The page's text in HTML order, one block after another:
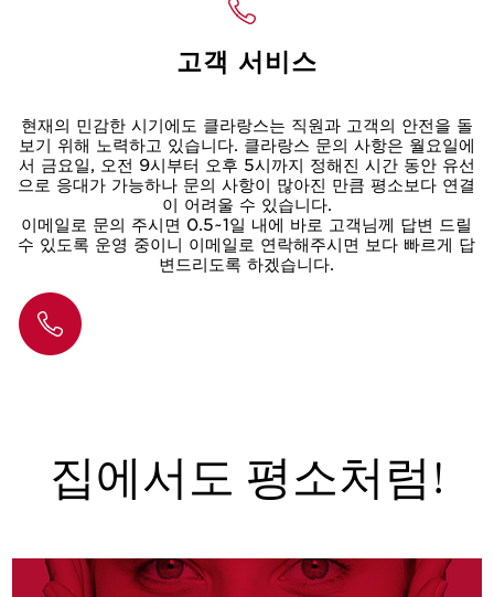
고객 서비스
현재의 민감한 시기에도 클라랑스는 직원과 고객의 안전을 돌
보기 위해 노력하고 있습니다. 클라랑스 문의 사항은 월요일에
서 금요일, 오전 9시부터 오후 5시까지 정해진 시간 동안 유선
으로 응대가 가능하나 문의 사항이 많아진 만큼 평소보다 연결
이 어려울 수 있습니다.
이메일로 문의 주시면 0.5~1일 내에 바로 고객님께 답변 드릴
수 있도록 운영 중이니 이메일로 연락해주시면 보다 빠르게 답
변드리도록 하겠습니다.
집에서도 평소처럼!